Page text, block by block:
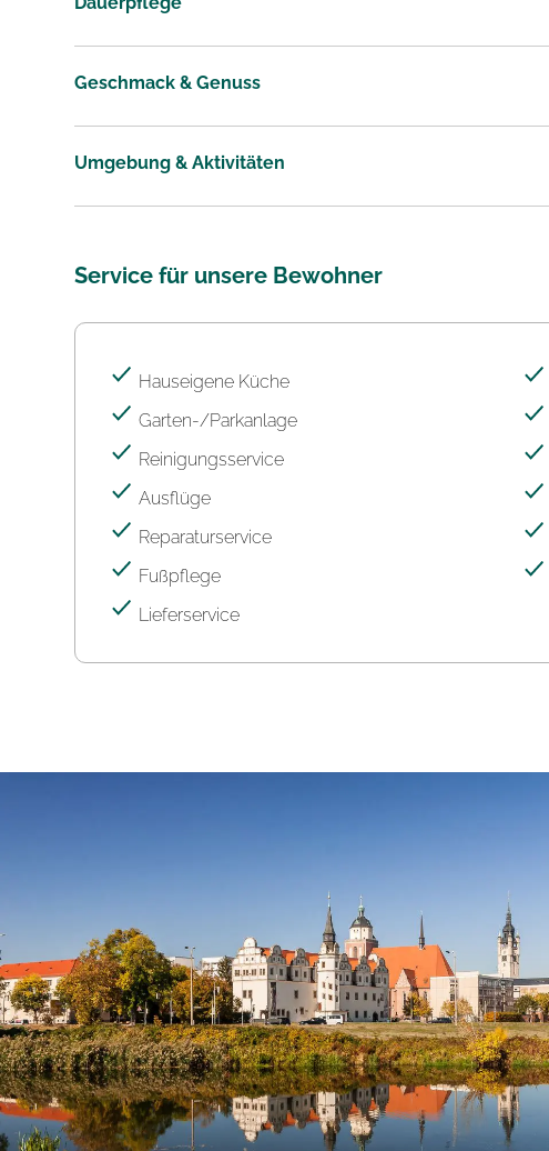
Geschmack & Genuss
Umgebung & Aktivitäten
Service für unsere Bewohner
Hauseigene Küche
Garten-/Parkanlage
Reinigungsservice
Ausflüge
Reparaturservice
Fußpflege
Lieferservice